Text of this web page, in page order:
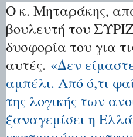
Ο κ. Μηταράκης,
βουλευτή του
δυσφορία του για
αυτές. «Δεν
αμπέλι. Από ό,τι
της λογικής των
ξαναγεμίσει η